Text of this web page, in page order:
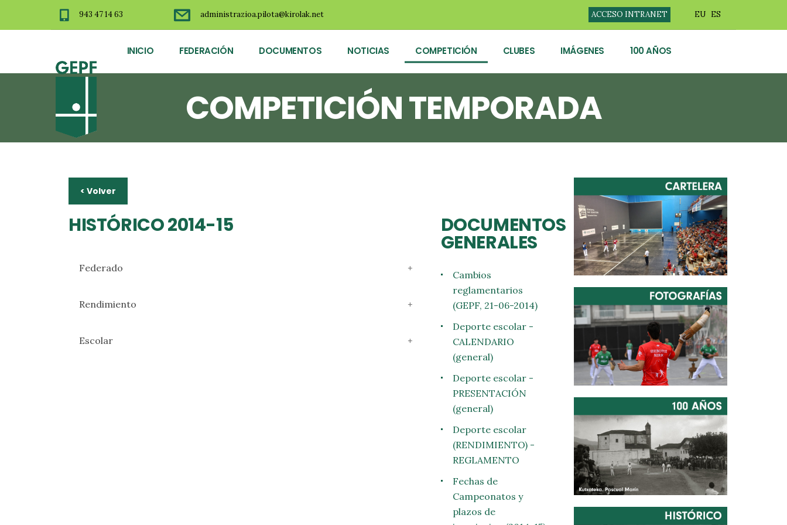
943 47 14 63 administrazioa.pilota@kirolak.net ACCESO INTRANET EU ES
INICIO FEDERACIÓN DOCUMENTOS NOTICIAS COMPETICIÓN CLUBES IMÁGENES 100 AÑOS
COMPETICIÓN TEMPORADA
< Volver
HISTÓRICO 2014-15
Federado
Rendimiento
Escolar
DOCUMENTOS
GENERALES
Cambios
reglamentarios
(GEPF, 21-06-2014)
Deporte escolar -
CALENDARIO
(general)
Deporte escolar -
PRESENTACIÓN
(general)
Deporte escolar
(RENDIMIENTO) -
REGLAMENTO
Fechas de
Campeonatos y
plazos de
Política de privacidad
Aviso legal
Política de cookies